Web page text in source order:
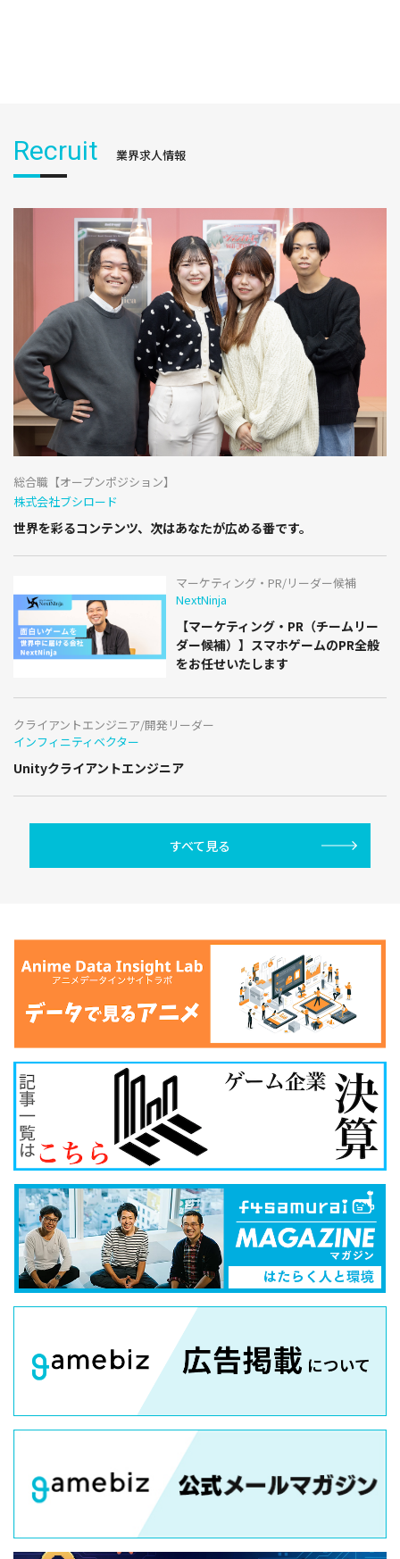
Recruit 業界求人情報
総合職【オープンポジション】
株式会社ブシロード
世界を彩るコンテンツ、次はあなたが広める番です。
マーケティング・PR/リーダー候補
NextNinja
【マーケティング・PR（チームリー
ダー候補）】スマホゲームのPR全般
をお任せいたします
クライアントエンジニア/開発リーダー
インフィニティベクター
Unityクライアントエンジニア
すべて見る